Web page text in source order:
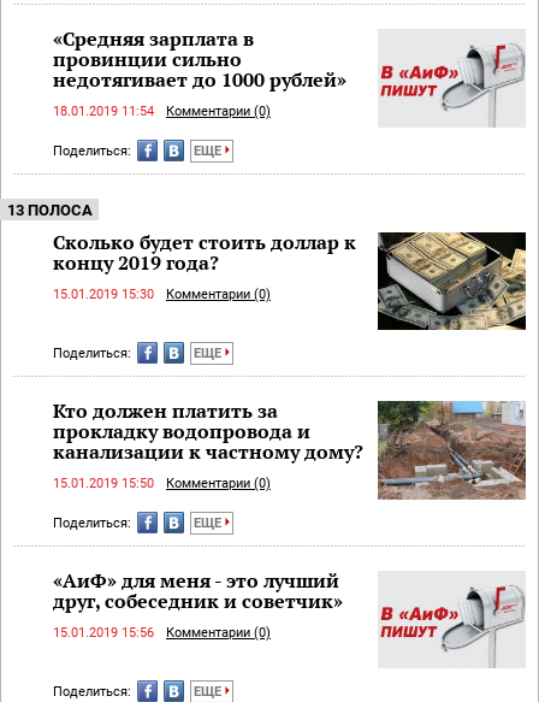
«Средняя зарплата в
провинции сильно
недотягивает до 1000 рублей»
18.01.2019 11:54 Комментарии (0)
Поделиться: ЕЩЕ
13 ПОЛОСА
Сколько будет стоить доллар к
концу 2019 года?
15.01.2019 15:30 Комментарии (0)
Поделиться: ЕЩЕ
Кто должен платить за
прокладку водопровода и
канализации к частному дому?
15.01.2019 15:50 Комментарии (0)
Поделиться: ЕЩЕ
«АиФ» для меня - это лучший
друг, собеседник и советчик»
15.01.2019 15:56 Комментарии (0)
Поделиться: ЕЩЕ